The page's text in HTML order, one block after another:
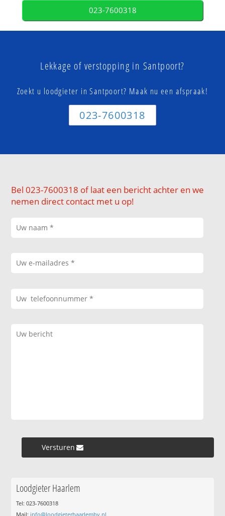
023-7600318
Lekkage of verstopping in Santpoort?
Zoekt u loodgieter in Santpoort? Maak nu een afspraak!
023-7600318
Bel 023-7600318 of laat een bericht achter en we
nemen direct contact met u op!
Versturen »
Loodgieter Haarlem
Tel: 023-7600318
Mail: info@loodgieterhaarlembv.nl